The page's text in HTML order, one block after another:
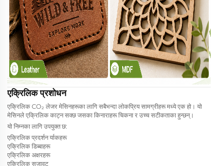
एक्रिलिक प्रशोधन
एक्रिलिक CO₂ लेजर मेसिनहरूका लागि सबैभन्दा लोकप्रिय सामग्रीहरू मध्ये एक हो। यो
मेसिनले एक्रिलिक काट्न सक्छ जसका किनाराहरू चिकना र उच्च सटीकताका हुन्छन्।
यो निम्नका लागि उपयुक्त छ:
एक्रिलिक प्रदर्शन र्याकहरू
एक्रिलिक डिब्बाहरू
एक्रिलिक अक्षरहरू
एक्रिलिक सजावट